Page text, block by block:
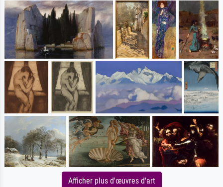
Afficher plus d'œuvres d'art